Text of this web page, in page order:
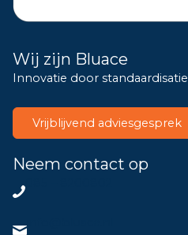
Wij zijn Bluace
Innovatie door standaardisatie
Vrijblijvend adviesgesprek
Neem contact op